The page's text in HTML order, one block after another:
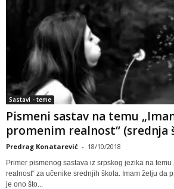
Sastavi - teme
Pismeni sastav na temu
promenim realnost“ (srednja
Predrag Konatarević - 18/10/2018
Primer pismenog sastava iz srpskog jezika na temu
realnost“ za učenike srednjih škola. Imam želju da
je ono što...